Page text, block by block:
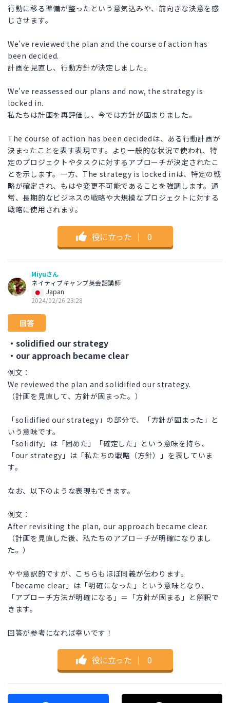
行動に移る準備が整ったという意気込みや、前向きな決意を感
じさせます。
We've reviewed the plan and the course of action has
been decided.
計画を見直し、行動方針が決定しました。
We've reassessed our plans and now, the strategy is
locked in.
私たちは計画を再評価し、今では方針が固まりました。
The course of action has been decidedは、ある行動計画が
決まったことを表す表現です。より一般的な状況で使われ、特
定のプロジェクトやタスクに対するアプローチが決定されたこ
とを示します。一方、The strategy is locked inは、特定の戦
略が確定され、もはや変更不可能であることを強調します。通
常、長期的なビジネスの戦略や大規模なプロジェクトに対する
戦略に使用されます。
役に立った ｜ 0
Miyuさん
ネイティブキャンプ英会話講師
Japan
2024/02/26 23:28
回答
・solidified our strategy
・our approach became clear
例文：
We reviewed the plan and solidified our strategy.
（計画を見直して、方針が固まった。）
「solidified our strategy」の部分で、「方針が固まった」と
いう意味です。
「solidify」は「固めた」「確定した」という意味を持ち、
「our strategy」は「私たちの戦略（方針）」を表していま
す。
なお、以下のような表現もできます。
例文：
After revisiting the plan, our approach became clear.
（計画を見直した後、私たちのアプローチが明確になりまし
た。）
やや意訳的ですが、こちらもほぼ同義が伝わります。
「became clear」は「明確になった」という意味となり、
「アプローチ方法が明確になる」＝「方針が固まる」と解釈で
きます。
回答が参考になれば幸いです！
役に立った ｜ 0